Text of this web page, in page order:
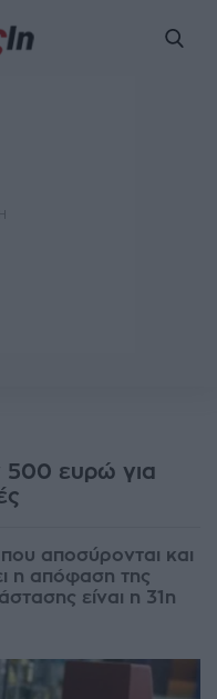
500 ευρώ για
αποσύρονται και
η απόφαση της
είναι η 31η